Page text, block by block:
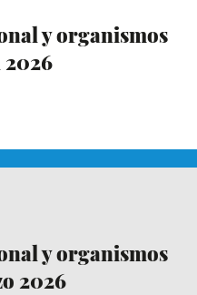
y organismos
y organismos
2026